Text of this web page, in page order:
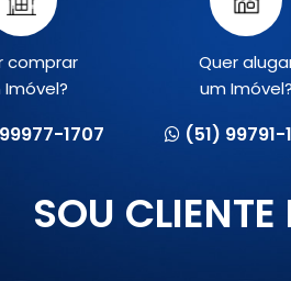
comprar
1707
Quer
um Imóvel?
(51) 99791-
SOU